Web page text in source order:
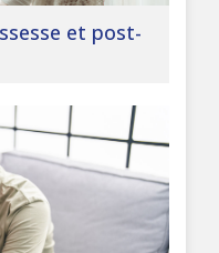
et post-